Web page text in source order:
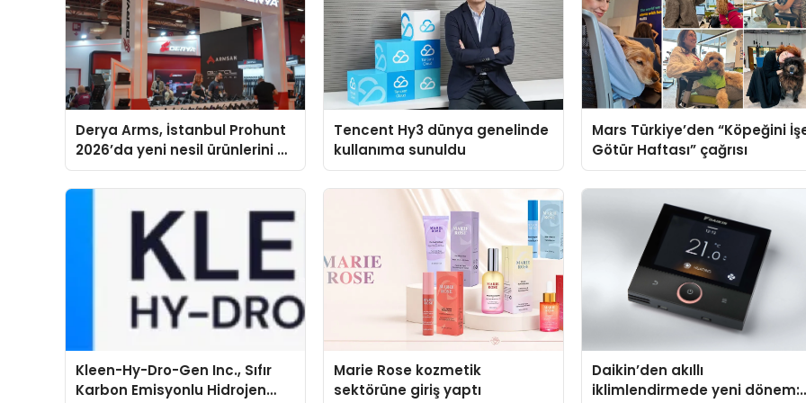
Derya Arms, İstanbul Prohunt
2026’da yeni nesil ürünlerini ve
global marka vizyonunu
sergiledi
Tencent Hy3 dünya genelinde
kullanıma sunuldu
Mars Türkiye’den “Köpeğini
Götür Haftası” çağrısı
Kleen-Hy-Dro-Gen Inc., Sıfır
Karbon Emisyonlu Hidrojen
Marie Rose kozmetik
sektörüne giriş yaptı
Daikin’den akıllı
iklimlendirmede yeni dönem: